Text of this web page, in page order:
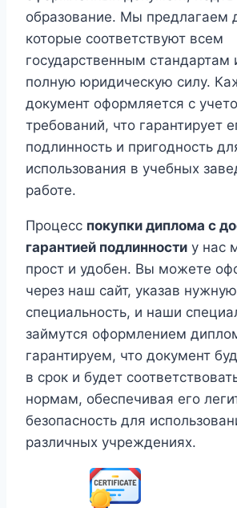
образование. Мы предлагаем
которые соответствуют всем
государственным стандартам
полную юридическую силу.
документ оформляется с
требований, что гарантирует
подлинность и пригодность
использования в учебных
работе.
Процесс покупки диплома с
гарантией подлинности у нас
прост и удобен. Вы можете
через наш сайт, указав нужную
специальность, и наши
займутся оформлением
гарантируем, что документ
в срок и будет
нормам, обеспечивая его
безопасность для
различных учреждениях.